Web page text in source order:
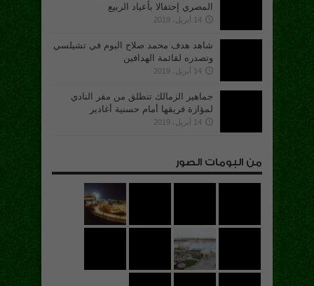
المصري إحتفالا بأعياد الربيع
14 أبريل، 2019
شاهد هدف محمد صلاح اليوم في تشيلسي
وتصدره لقائمة الهدافين
14 أبريل، 2019
جماهير الزمالك تنطلق من مقر النادي
لمؤازة فريقها أمام حسنية أغادير
14 أبريل، 2019
من البومات الصور